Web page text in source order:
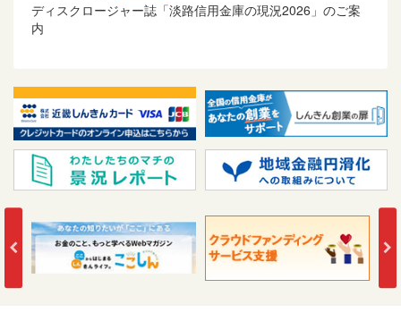
ディスクロージャー誌「淡路信用金庫の現況2026」のご案
内
BizHawkEye（ビスホークアイ）に係る信用金庫電子決済等
代行業者との契約内容について
2026年7月1日 お知らせ
一般事業主行動計画の策定について
女性の活躍に関する情報公開について
2026年6月30日 お知らせ
男性労働者の育児休業取得率公表について